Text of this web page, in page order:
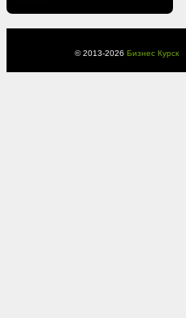
© 2013-2026 Бизнес Курск